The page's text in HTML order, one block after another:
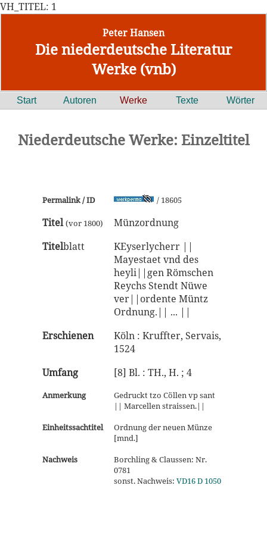
VH_TITEL: 1
Peter Hansen
Die niederdeutsche Literatur
Werke (vnb)
Start Autoren Werke Texte Wörter
Niederdeutsche Werke: Einzeltitel
Permalink / ID / 18605
Titel (vor 1800)
Münzordnung
Titelblatt
KEyserlycherr ||
Mayestaet vnd des
heyli||gen Römschen
Reychs Stendt Nüwe
ver||ordente Müntz
Ordnung.|| ... ||
Erschienen
Köln : Kruffter, Servais,
1524
Umfang
[8] Bl. : TH., H. ; 4
Anmerkung
Gedruckt tzo Cöllen vp sant
|| Marcellen straissen.||
Einheitssachtitel
Ordnung der neuen Münze
[mnd.]
Nachweis
Borchling & Claussen: Nr.
0781
sonst. Nachweis: VD16 D 1050